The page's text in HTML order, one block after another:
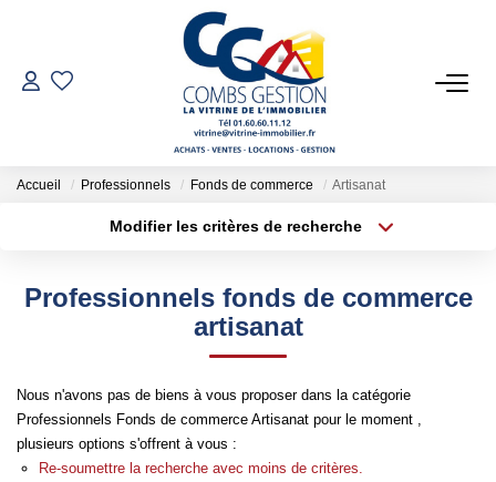
VENTES
LOCATIONS
ESTIMATION
Qui Sommes-Nous
Notre Équipe
Accueil Professionnels Fonds de commerce Artisanat
Modifier les critères de recherche
Type de bien
Surface min
Créer une alerte
Professionnels fonds de commerce
artisanat
Nous n'avons pas de biens à vous proposer dans la catégorie
Professionnels Fonds de commerce Artisanat pour le moment ,
plusieurs options s'offrent à vous :
Re-soumettre la recherche avec moins de critères.